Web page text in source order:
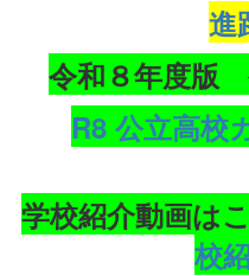
進
令和８年度版
R8 公立高校
学校紹介動画は
校